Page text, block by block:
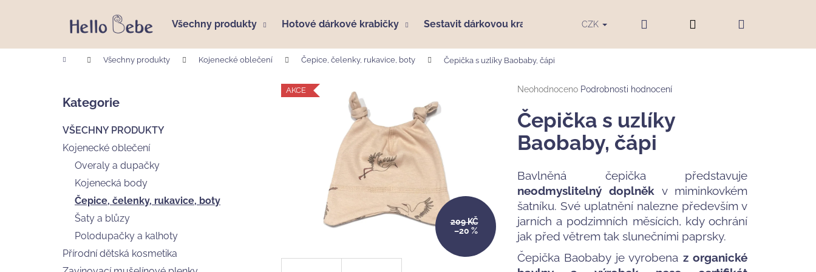
Všechny produkty Hotové dárkové krabičky Sestavit dárkovou krabičku Blog Značky
CZK Přihlášení
Domů Všechny produkty Kojenecké oblečení Čepice, čelenky, rukavice, boty Čepička s uzlíky Baobaby, čápi
Přeskočit
kategorie
Kategorie
VŠECHNY PRODUKTY
Kojenecké oblečení
Overaly a dupačky
Kojenecká body
Čepice, čelenky, rukavice, boty
Šaty a blůzy
Polodupačky a kalhoty
Přírodní dětská kosmetika
Průměrné
produktu
je
0,0
hvězdiček.
Neohodnoceno Podrobnosti hodnocení
Čepička s uzlíky
Baobaby, čápi
Bavlněná čepička představuje
neodmyslitelný doplněk v miminkovkém
šatníku. Své uplatnění nalezne především v
jarních a podzimních měsících, kdy ochrání
jak před větrem tak slunečními paprsky.
Čepička Baobaby je vyrobena z organické
AKCE
209 KČ
–20 %
í
do
do
Co potřebujete najít?
HLEDAT
Doporučujeme
MUŠELÍNOVÁ PLENA BAOBABY,